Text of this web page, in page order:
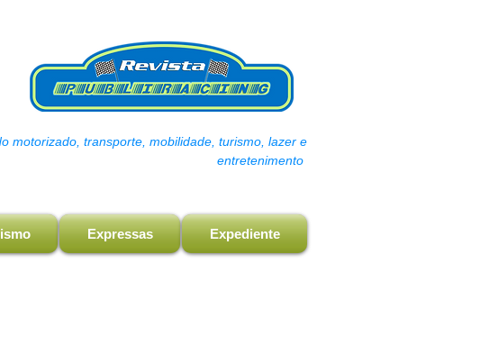
motorizado, transporte, mobilidade, turismo, lazer e
entretenimento
Expressas Expediente